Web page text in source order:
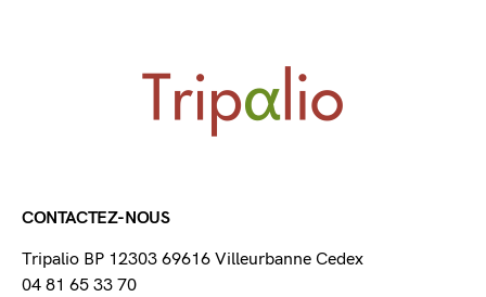
CONTACTEZ-NOUS
Tripalio BP 12303 69616 Villeurbanne Cedex
04 81 65 33 70